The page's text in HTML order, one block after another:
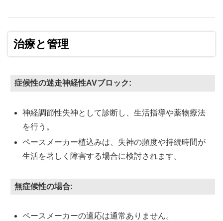
治療と管理
症候性の迷走神経性AVブロック:
神経調節性失神として診断し、生活指導や薬物療法
を行う。
ペースメーカー植込みは、失神の頻度や持続時間が
生活を著しく障害する場合に検討されます。
無症候性の場合:
ペースメーカーの適応は通常ありません。